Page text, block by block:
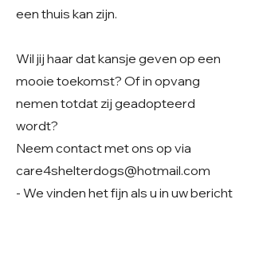
een thuis kan zijn.
Wil jij haar dat kansje geven op een
mooie toekomst? Of in opvang
nemen totdat zij geadopteerd
wordt?
Neem contact met ons op via
care4shelterdogs@hotmail.com
- We vinden het fijn als u in uw bericht